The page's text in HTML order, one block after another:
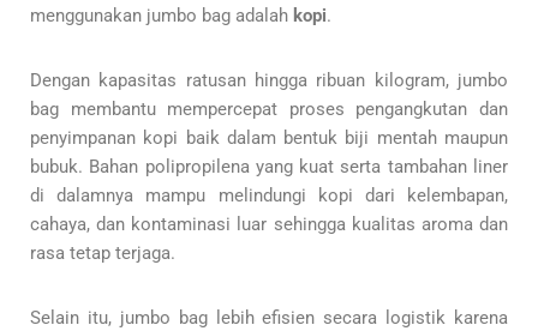
menggunakan jumbo bag adalah kopi.
Dengan kapasitas ratusan hingga ribuan kilogram, jumbo
bag membantu mempercepat proses pengangkutan dan
penyimpanan kopi baik dalam bentuk biji mentah maupun
bubuk. Bahan polipropilena yang kuat serta tambahan liner
di dalamnya mampu melindungi kopi dari kelembapan,
cahaya, dan kontaminasi luar sehingga kualitas aroma dan
rasa tetap terjaga.
Selain itu, jumbo bag lebih efisien secara logistik karena